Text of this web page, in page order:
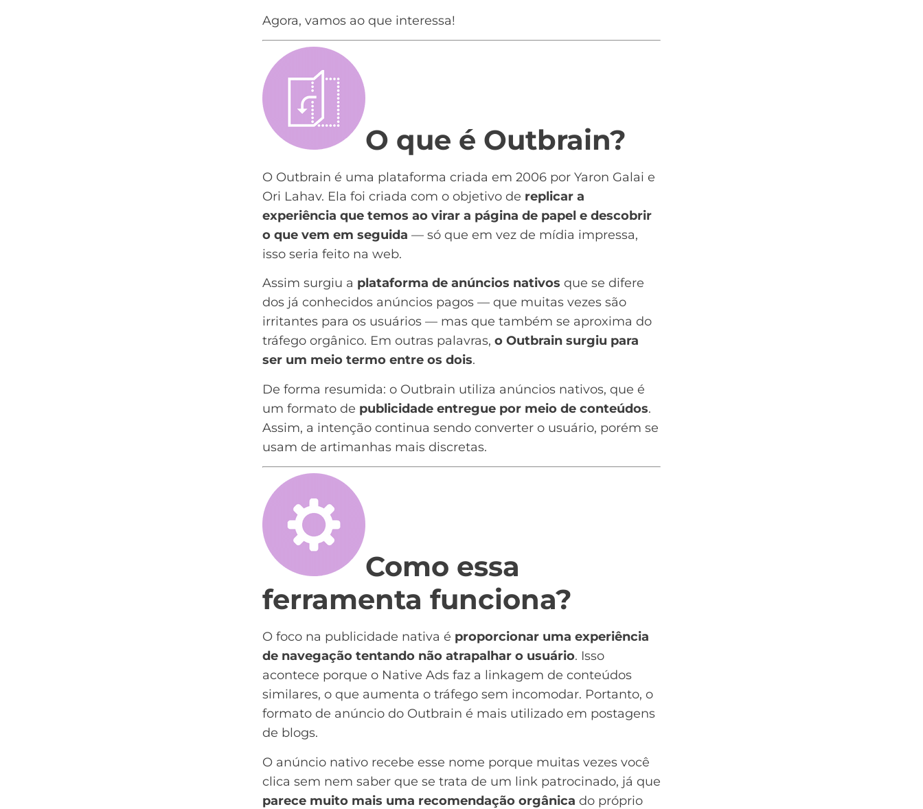
Agora, vamos ao que interessa!
O que é Outbrain?
O Outbrain é uma plataforma criada em 2006 por Yaron Galai e
Ori Lahav. Ela foi criada com o objetivo de replicar a
experiência que temos ao virar a página de papel e descobrir
o que vem em seguida — só que em vez de mídia impressa,
isso seria feito na web.
Assim surgiu a plataforma de anúncios nativos que se difere
dos já conhecidos anúncios pagos — que muitas vezes são
irritantes para os usuários — mas que também se aproxima do
tráfego orgânico. Em outras palavras, o Outbrain surgiu para
ser um meio termo entre os dois.
De forma resumida: o Outbrain utiliza anúncios nativos, que é
um formato de publicidade entregue por meio de conteúdos.
Assim, a intenção continua sendo converter o usuário, porém se
usam de artimanhas mais discretas.
Como essa
ferramenta funciona?
O foco na publicidade nativa é proporcionar uma experiência
de navegação tentando não atrapalhar o usuário. Isso
acontece porque o Native Ads faz a linkagem de conteúdos
similares, o que aumenta o tráfego sem incomodar. Portanto, o
formato de anúncio do Outbrain é mais utilizado em postagens
de blogs.
O anúncio nativo recebe esse nome porque muitas vezes você
clica sem nem saber que se trata de um link patrocinado, já que
parece muito mais uma recomendação orgânica do próprio